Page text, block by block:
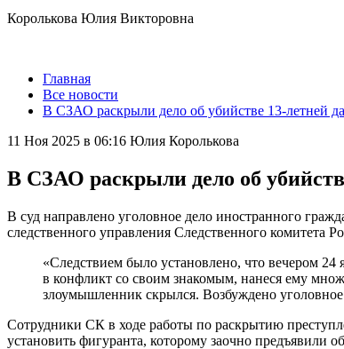
Королькова Юлия Викторовна
Главная
Все новости
В СЗАО раскрыли дело об убийстве 13-летней
11 Ноя 2025 в 06:16 Юлия Королькова
В СЗАО раскрыли дело об
В суд направлено уголовное дело иностранного
следственного управления Следственного комитета
«Следствием было установлено, что вечером 24
в конфликт со своим знакомым, нанеся ему
злоумышленник скрылся. Возбуждено
Сотрудники СК в ходе работы по раскрытию
установить фигуранта, которому заочно предъявили